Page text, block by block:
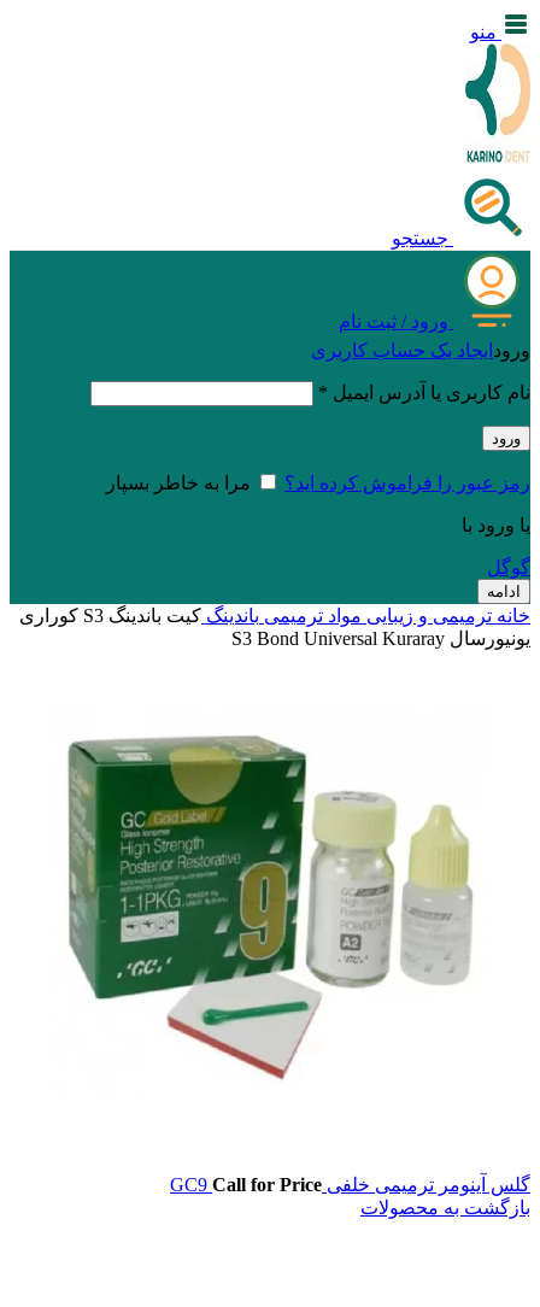
منو
جستجو
ورود / ثبت نام
ورود ایجاد یک حساب کاربری
نام کاربری یا آدرس ایمیل *
ورود
رمز عبور را فراموش کرده اید؟ مرا به خاطر بسپار
یا ورود با
گوگل
ادامه
خانه ترمیمی و زیبایی مواد ترمیمی باندینگ
کیت باندینگ S3 کوراری
یونیورسال S3 Bond Universal Kuraray
گلس آینومر ترمیمی خلفی GC9 Call for Price
بازگشت به محصولات